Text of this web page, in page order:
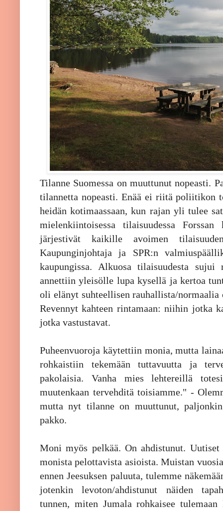
Tilanne Suomessa on muuttunut nopeasti.
tilannetta nopeasti. Enää ei riitä poliitikon
heidän kotimaassaan, kun rajan yli tulee
mielenkiintoisessa tilaisuudessa
järjestivät kaikille avoimen
Kaupunginjohtaja ja SPR:n
kaupungissa. Alkuosa tilaisuudesta
annettiin yleisölle lupa kysellä ja kertoa
oli elänyt suhteellisen rauhallista/
Revennyt kahteen rintamaan: niihin jotka
jotka vastustavat.
Puheenvuoroja käytettiin monia, mutta
rohkaistiin tekemään tuttavuutta ja
pakolaisia. Vanha mies lehtereillä
muutenkaan tervehditä toisiamme." -
mutta nyt tilanne on muuttunut,
pakko.
Moni myös pelkää. On ahdistunut.
monista pelottavista asioista. Muistan
ennen Jeesuksen paluuta, tulemme
jotenkin levoton/ahdistunut näiden
tunnen, miten Jumala rohkaisee